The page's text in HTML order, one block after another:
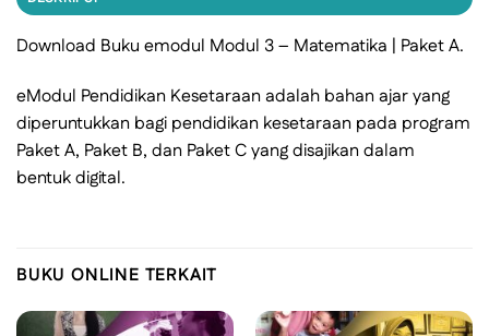
Download Buku emodul Modul 3 – Matematika | Paket A.
eModul Pendidikan Kesetaraan adalah bahan ajar yang
diperuntukkan bagi pendidikan kesetaraan pada program
Paket A, Paket B, dan Paket C yang disajikan dalam
bentuk digital.
BUKU ONLINE TERKAIT